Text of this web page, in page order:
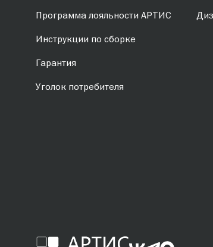
Программа лояльности АРТИС
Инструкции по сборке
Гарантия
Уголок потребителя